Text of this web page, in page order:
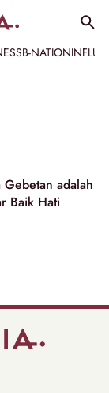
B-NATION
adalah
Baik Hati